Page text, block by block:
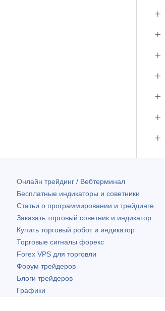
Онлайн трейдинг / Вебтерминал
Бесплатные индикаторы и советники
Статьи о программировании и трейдинге
Заказать торговый советник и индикатор
Купить торговый робот и индикатор
Торговые сигналы форекс
Forex VPS для торговли
Форум трейдеров
Блоги трейдеров
Графики